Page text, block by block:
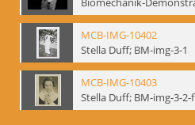
MCB-IMG-10402
Stella Duff; BM-img-3-1
MCB-IMG-10403
Stella Duff; BM-img-3-2-f